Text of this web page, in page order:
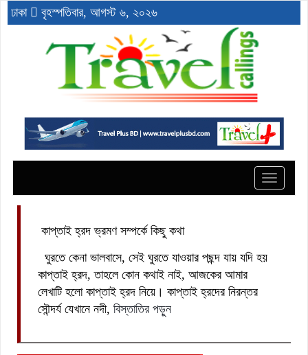
ঢাকা বৃহস্পতিবার, আগস্ট ৬, ২০২৬
Toggle
কাপ্তাই হ্রদ ভ্রমণ সম্পর্কে কিছু কথা
ঘুরতে কেনা ভালবাসে, সেই ঘুরতে যাওয়ার পছন্দ যায় যদি হয়
কাপ্তাই হ্রদ, তাহলে কোন কথাই নাই, আজকের আমার
লেখাটি হলো কাপ্তাই হ্রদ নিয়ে। কাপ্তাই হ্রদের নিরন্তর
সৌন্দর্য যেখানে নদী, বিস্তাতির পড়ুন